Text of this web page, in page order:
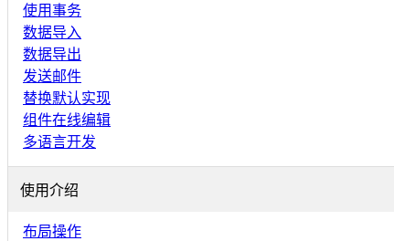
使用事务
数据导入
数据导出
发送邮件
替换默认实现
组件在线编辑
多语言开发
使用介绍
布局操作